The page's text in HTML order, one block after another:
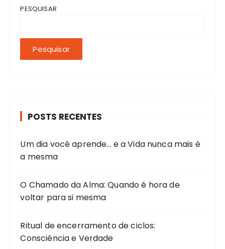
PESQUISAR
Pesquisar
POSTS RECENTES
Um dia você aprende… e a Vida nunca mais é
a mesma
O Chamado da Alma: Quando é hora de
voltar para si mesma
Ritual de encerramento de ciclos:
Consciência e Verdade